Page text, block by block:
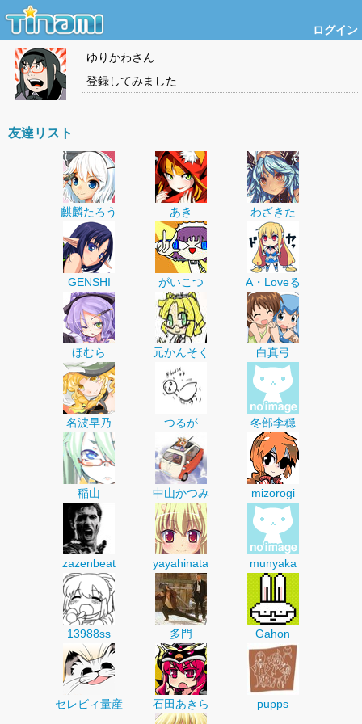
ログイン
ゆりかわさん
登録してみました
友達リスト
麒麟たろう あき わざきた
GENSHI がいこつ A・Loveる
ほむら 元かんそく 白真弓
名波早乃 つるが 冬部李穏
稲山 中山かつみ mizorogi
zazenbeat yayahinata munyaka
13988ss 多門 Gahon
セレビィ量産 石田あきら pupps